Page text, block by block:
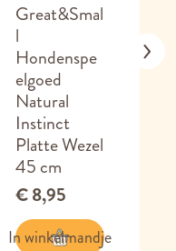
Great&Smal
l
Hondenspe
elgoed
Natural
Instinct
Platte Wezel
45 cm
€ 8,95
In winkelmandje